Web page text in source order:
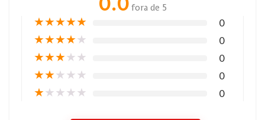
fora de 5
★★★★★ 0
★★★★★ 0
★★★★★ 0
★★★★★ 0
★★★★★ 0